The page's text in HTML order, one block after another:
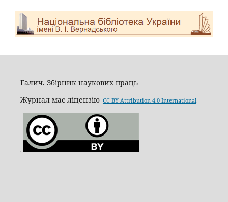
Галич. Збірник наукових праць
Журнал має ліцензію CC BY Attribution 4.0 International
.